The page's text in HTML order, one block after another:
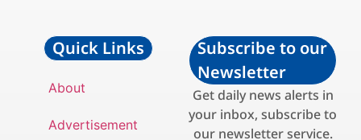
Quick Links
About
Advertisement
Subscribe to our
Newsletter
Get daily news alerts in
your inbox, subscribe to
our newsletter service.